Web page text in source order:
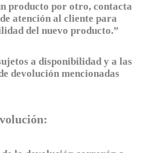
producto por otro, contacta
atención al cliente para
del nuevo producto.”
a disponibilidad y a las
devolución mencionadas